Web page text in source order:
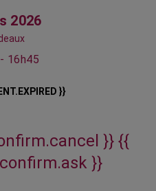
2026
16h45
}}
}} {{
}}